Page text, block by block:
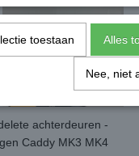
achterdeuren -
Caddy MK3 MK4
toestaan Alles
Nee, niet